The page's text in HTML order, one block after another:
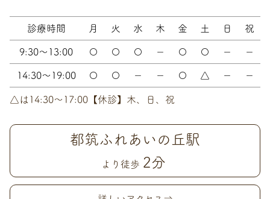
診療時間 月 火 水 木 金 土 日 祝
9:30～13:00 〇 〇 〇 － 〇 〇 － －
14:30～19:00 〇 〇 － － 〇 △ － －
△は14:30〜17:00【休診】木、日、祝
都筑ふれあいの丘駅
より徒歩 2分